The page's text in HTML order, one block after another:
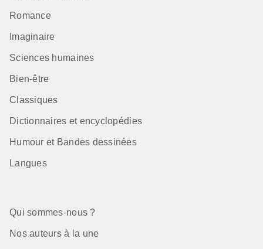
Romance
Imaginaire
Sciences humaines
Bien-être
Classiques
Dictionnaires et encyclopédies
Humour et Bandes dessinées
Langues
Qui sommes-nous ?
Nos auteurs à la une